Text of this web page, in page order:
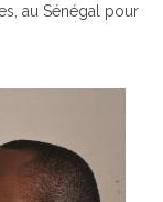
au Sénégal pour